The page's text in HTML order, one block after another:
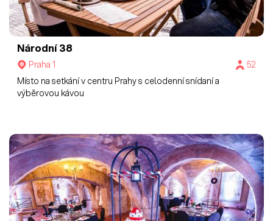
Národní 38
Praha 1
52
Místo na setkání v centru Prahy s celodenní snídaní a
výběrovou kávou